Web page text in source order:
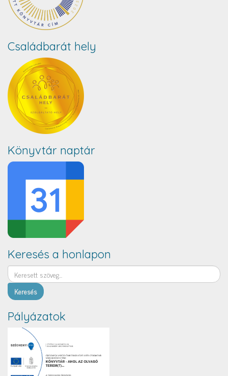
Családbarát hely
Könyvtár naptár
Keresés a honlapon
Keresés
Pályázatok